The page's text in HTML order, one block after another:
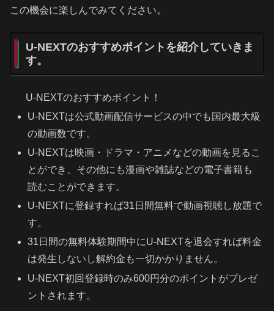
この機会に楽しんでみてください。
U-NEXTのおすすめポイントを紹介していきま
す。
U-NEXTのおすすめポイント！
U-NEXTは公式動画配信サービスの中でも国内最大級
の動画数です。
U-NEXTは映画・ドラマ・アニメなどの動画を見るこ
とができ、その他にも漫画や雑誌などの電子書籍も
読むことができます。
U-NEXTに登録すれば31日間無料で動画視聴し放題で
す。
31日間の無料体験期間中にU-NEXTを退会すれば料金
は発生しないし解約金も一切かかりません。
U-NEXT初回登録時のみ600円分のポイントがプレゼ
ントされます。